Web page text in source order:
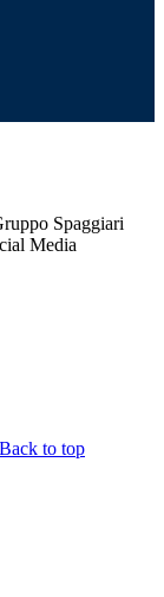
Spaggiari
Media
Back to top